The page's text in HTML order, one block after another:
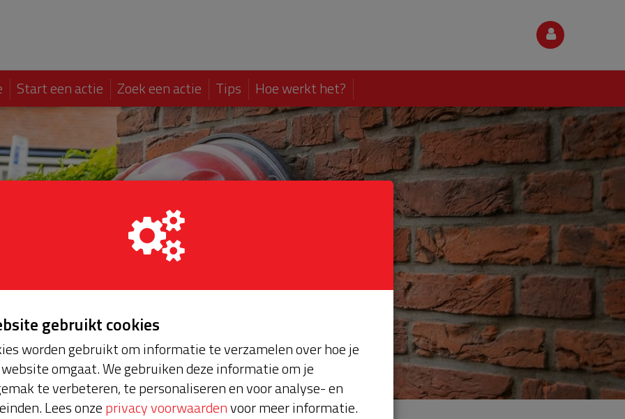
Start een actie Zoek een actie Tips Hoe werkt het?
gebruikt cookies
worden gebruikt om informatie te verzamelen over hoe je
omgaat. We gebruiken deze informatie om je
te verbeteren, te personaliseren en voor analyse- en
Lees onzeprivacy voorwaardenvoor meer informatie.